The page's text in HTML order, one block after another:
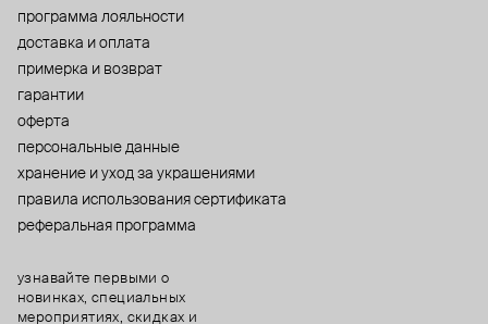
программа лояльности
доставка и оплата
примерка и возврат
гарантии
оферта
персональные данные
хранение и уход за украшениями
правила использования сертификата
реферальная программа
узнавайте первыми о
новинках, специальных
мероприятиях, скидках и